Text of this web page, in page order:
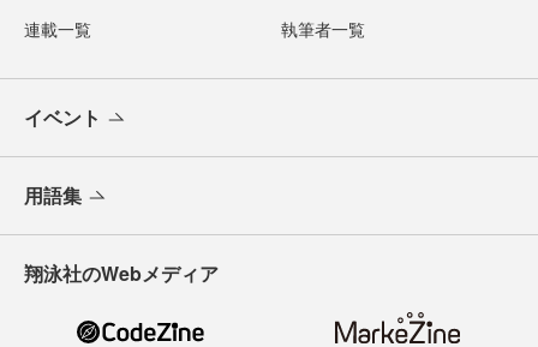
連載一覧 執筆者一覧
イベント
用語集
翔泳社のWebメディア